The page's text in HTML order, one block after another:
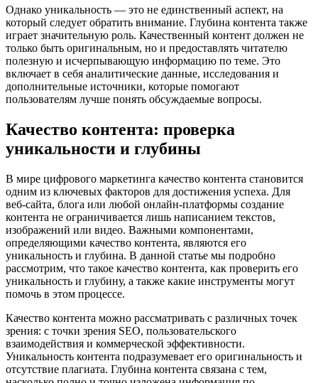
Однако уникальность — это не единственный аспект, на
который следует обратить внимание. Глубина контента также
играет значительную роль. Качественный контент должен не
только быть оригинальным, но и предоставлять читателю
полезную и исчерпывающую информацию по теме. Это
включает в себя аналитические данные, исследования и
дополнительные источники, которые помогают
пользователям лучше понять обсуждаемые вопросы.
Качество контента: проверка
уникальности и глубины
В мире цифрового маркетинга качество контента становится
одним из ключевых факторов для достижения успеха. Для
веб-сайта, блога или любой онлайн-платформы создание
контента не ограничивается лишь написанием текстов,
изображений или видео. Важными компонентами,
определяющими качество контента, являются его
уникальность и глубина. В данной статье мы подробно
рассмотрим, что такое качество контента, как проверить его
уникальность и глубину, а также какие инструменты могут
помочь в этом процессе.
Качество контента можно рассматривать с различных точек
зрения: с точки зрения SEO, пользовательского
взаимодействия и коммерческой эффективности.
Уникальность контента подразумевает его оригинальность и
отсутствие плагиата. Глубина контента связана с тем,